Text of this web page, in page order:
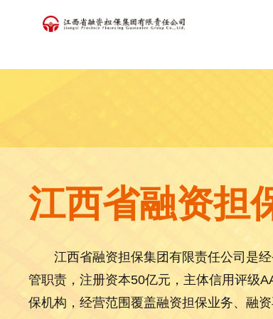
江西省融资担
江西省融资担保集团有限责任公司是
管职责，注册资本50亿元，主体信用评级
保机构，经营范围覆盖融资担保业务、融